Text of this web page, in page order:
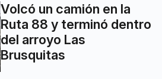
Volcó un camión en la
Ruta 88 y terminó dentro
del arroyo Las
Brusquitas